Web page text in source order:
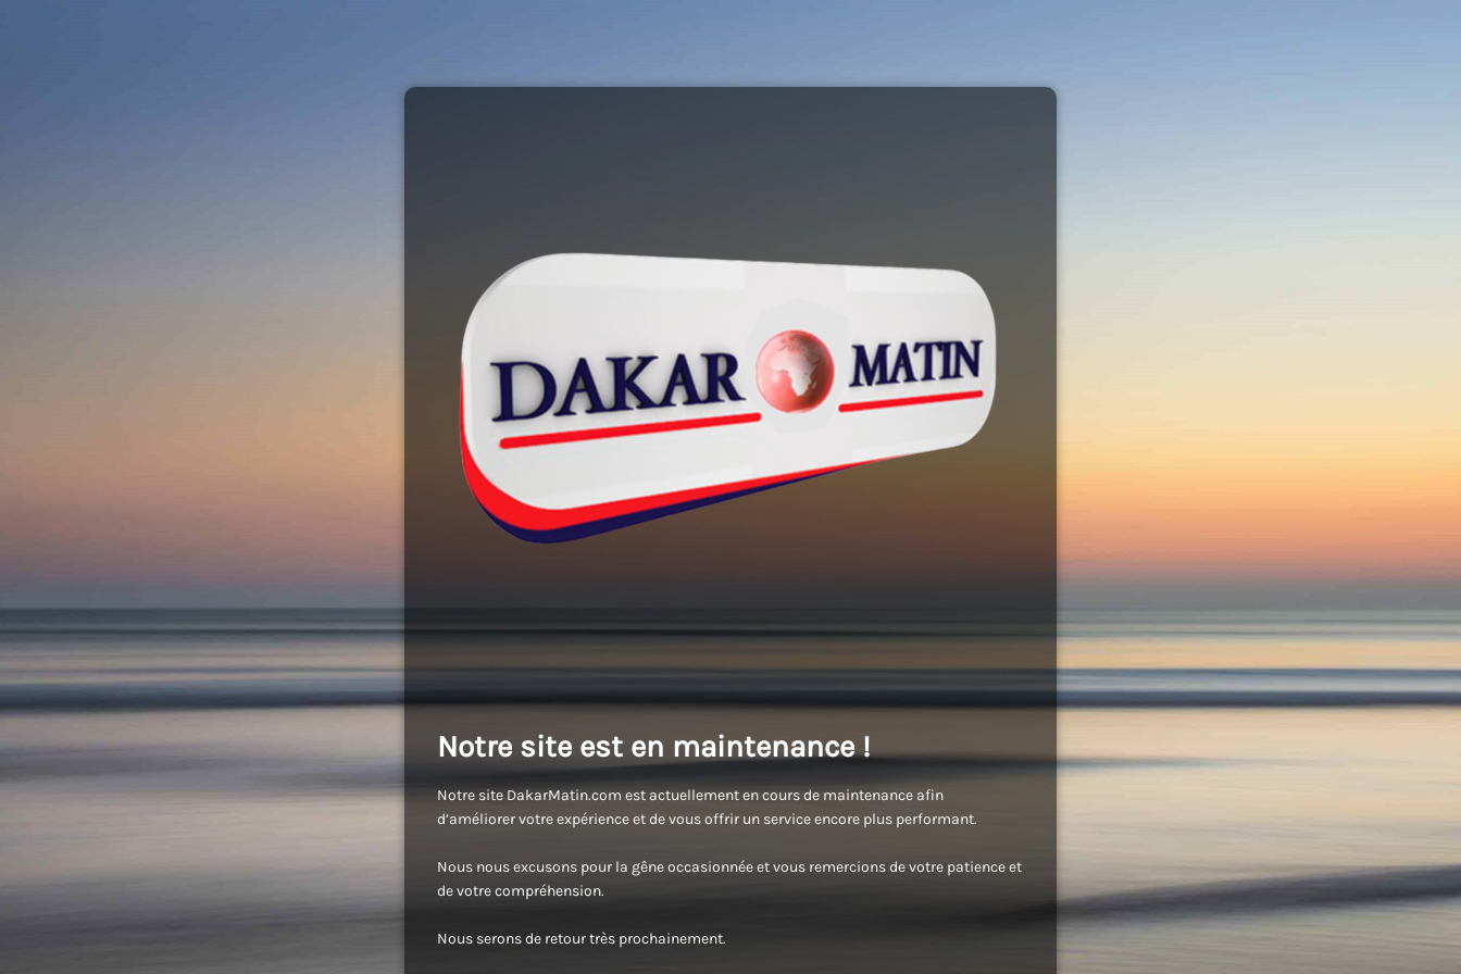
Notre site est en maintenance !
Notre site DakarMatin.com est actuellement en cours de maintenance afin
d’améliorer votre expérience et de vous offrir un service encore plus performant.
Nous nous excusons pour la gêne occasionnée et vous remercions de votre patience et
de votre compréhension.
Nous serons de retour très prochainement.